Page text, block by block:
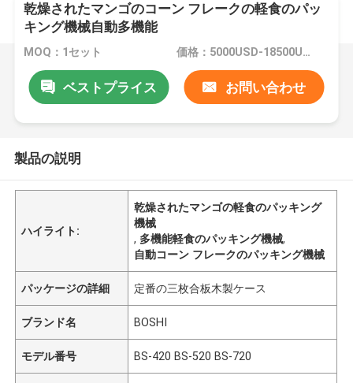
乾燥されたマンゴのコーン フレークの軽食のパッ
キング機械自動多機能
MOQ：1セット 価格：5000USD-18500USD per set
ベストプライス お問い合わせ
製品の説明
ハイライト:
乾燥されたマンゴの軽食のパッキング
機械
, 多機能軽食のパッキング機械,
自動コーン フレークのパッキング機械
パッケージの詳細 定番の三枚合板木製ケース
ブランド名 BOSHI
モデル番号 BS-420 BS-520 BS-720